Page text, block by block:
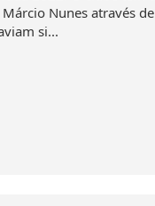
Nunes através
si...